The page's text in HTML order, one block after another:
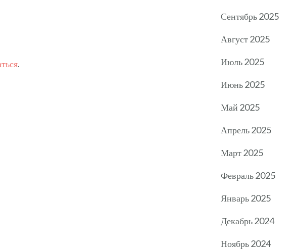
.
Сентябрь 2025
Август 2025
Июль 2025
Июнь 2025
Май 2025
Апрель 2025
Март 2025
Февраль 2025
Январь 2025
Декабрь 2024
Ноябрь 2024